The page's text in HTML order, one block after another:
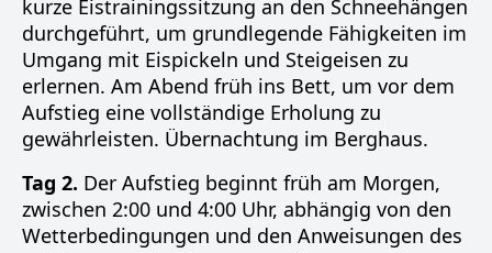
kurze Eistrainingssitzung an den Schneehängen
durchgeführt, um grundlegende Fähigkeiten im
Umgang mit Eispickeln und Steigeisen zu
erlernen. Am Abend früh ins Bett, um vor dem
Aufstieg eine vollständige Erholung zu
gewährleisten. Übernachtung im Berghaus.
Tag 2. Der Aufstieg beginnt früh am Morgen,
zwischen 2:00 und 4:00 Uhr, abhängig von den
Wetterbedingungen und den Anweisungen des